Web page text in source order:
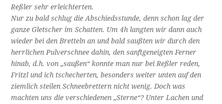
Reßler sehr erleichterten.
Nur zu bald schlug die Abschiedsstunde, denn schon lag der
ganze Gletscher im Schatten. Um 4h langten wir dann auch
wieder bei den Bretteln an und bald saußten wir durch den
herrlichen Pulverschnee dahin, den sanftgeneigten Ferner
hinab, d.h. von „saußen“ konnte man nur bei Reßler reden,
Fritzl und ich tschecherten, besonders weiter unten auf den
ziemlich steilen Schneebrettern nicht wenig. Doch was
machten uns die verschiedenen „Sterne“? Unter Lachen und